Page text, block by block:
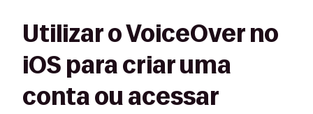
Utilizar o VoiceOver no
iOS para criar uma
conta ou acessar